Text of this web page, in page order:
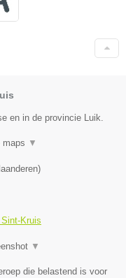
en in de provincie Luik.
maps ▼
)
Kruis
▼
die belastend is voor